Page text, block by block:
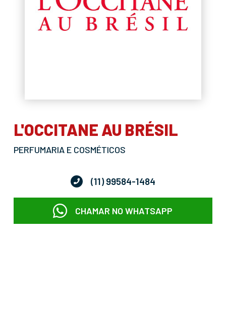
L'OCCITANE AU BRÉSIL
PERFUMARIA E COSMÉTICOS
(11) 99584-1484
CHAMAR NO WHATSAPP